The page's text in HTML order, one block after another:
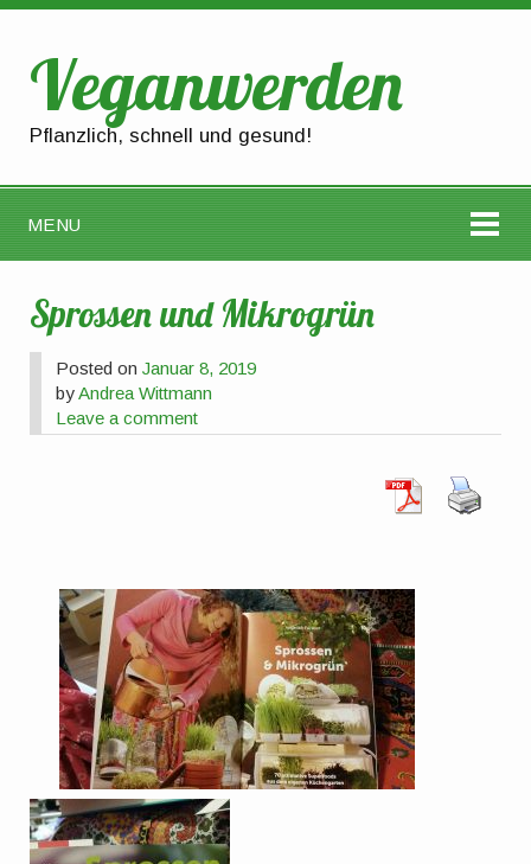
Veganwerden
Pflanzlich, schnell und gesund!
MENU
Sprossen und Mikrogrün
Posted onJanuar 8, 2019
byAndrea Wittmann
Leave a comment